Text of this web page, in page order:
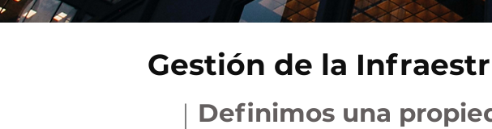
Gestión de la
Definimos una